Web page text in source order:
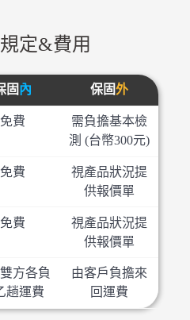
定&費用
固 內 保固外
免費
需負擔基本檢
測 (台幣300元)
免費
視產品狀況提
供報價單
免費
視產品狀況提
供報價單
方各負
趟運費
由客戶負擔來
回運費